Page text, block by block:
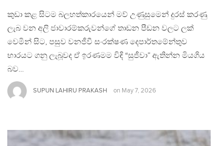
කුඩා කළ සිටම බලහත්කාරයෙන් මව් උණුසුමෙන් දුරස් කරණු
ලැබ වන අලි ජාවාරම්කරුවන්ගේ තාඩන පීඩන වලට ලක්
වෙමින් සිට, පසුව වනජීවී සංරක්ෂණ දෙපාර්තමේන්තුව
භාරයට ගනු ලැබූවද ඒ ඉරණමම විඳි “සුජීවා” ඇතින්න මියගිය
බව…
SUPUN LAHIRU PRAKASH on May 7, 2026